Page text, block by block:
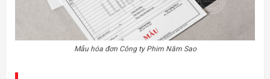
Mẫu hóa đơn Công ty Phim Năm Sao